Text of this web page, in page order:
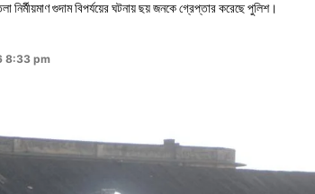
গুদাম বিপর্যয়ের ঘটনায় ছয় জনকে গ্রেপ্তার করেছে পুলিশ।
8:33 pm